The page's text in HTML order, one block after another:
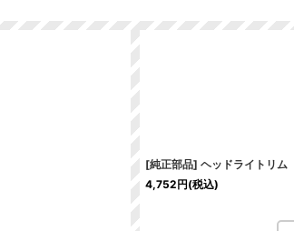
[純正部品] ヘッドライトリム
4,752円(税込)